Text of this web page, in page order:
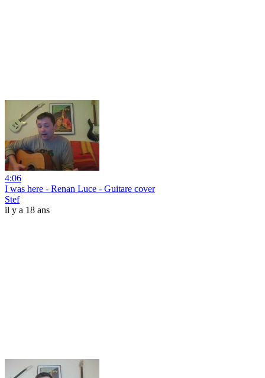
4:06
I was here - Renan Luce - Guitare cover
Stef
il y a 18 ans